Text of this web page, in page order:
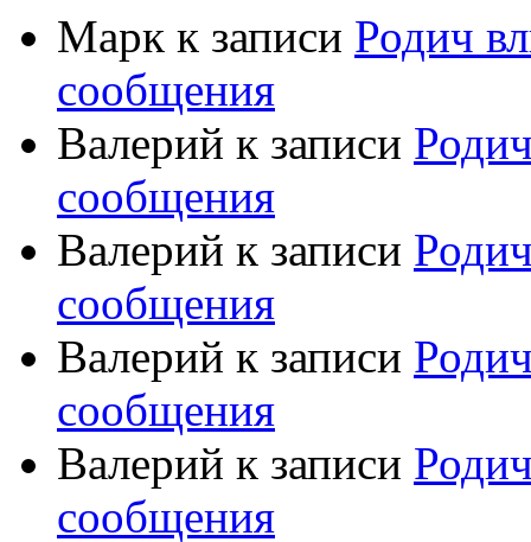
Марк к записи Родич
сообщения
Валерий к записи
сообщения
Валерий к записи
сообщения
Валерий к записи
сообщения
Валерий к записи
сообщения